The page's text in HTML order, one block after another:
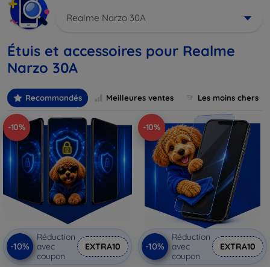
Realme Narzo 30A
Étuis et accessoires pour Realme
Narzo 30A
Recommandés Meilleures ventes Les moins chers
-10%
-10%
Réduction
avec
coupon
EXTRA10
-10%
-10%
Réduction
avec
coupon
EXTRA10